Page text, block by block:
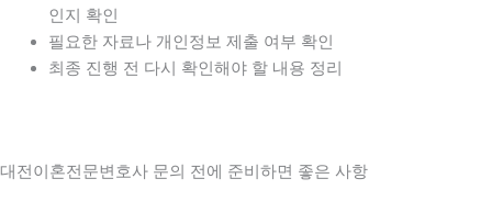
인지 확인
필요한 자료나 개인정보 제출 여부 확인
최종 진행 전 다시 확인해야 할 내용 정리
대전이혼전문변호사 문의 전에 준비하면 좋은 사항